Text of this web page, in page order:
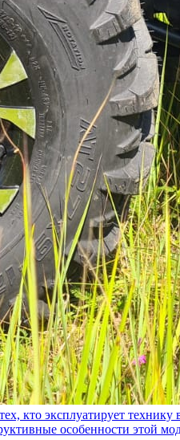
эксплуатирует технику
особенности этой